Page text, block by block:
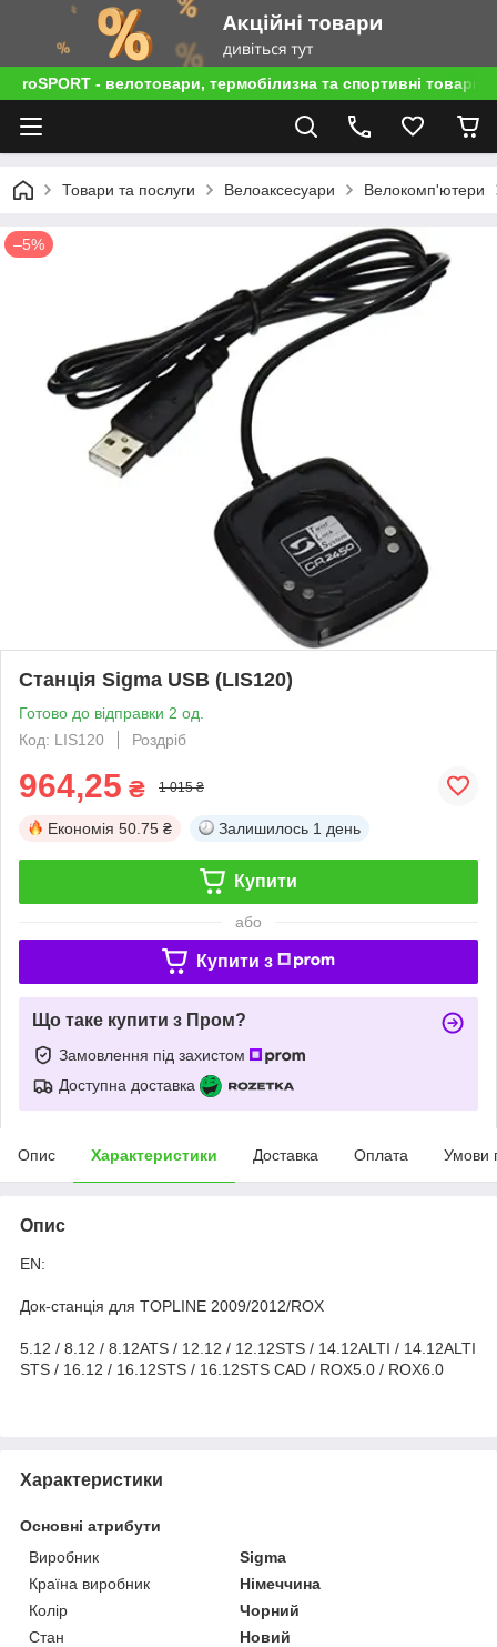
roSPORT - велотовари, термобілизна та спортивні товари
Товари та послуги Велоаксесуари Велокомп'ютери
–5%
Станція Sigma USB (LIS120)
Готово до відправки 2 од.
Код: LIS120
Роздріб
964,25 ₴ 1 015 ₴
Економія 50.75 ₴ Залишилось 1 день
Купити
або
Купити з
Що таке купити з Пром?
Замовлення під захистом
Доступна доставка
Опис Характеристики Доставка Оплата Умови
Опис
EN:
Док-станція для TOPLINE 2009/2012/ROX
5.12 / 8.12 / 8.12ATS / 12.12 / 12.12STS / 14.12ALTI / 14.12ALTI
STS / 16.12 / 16.12STS / 16.12STS CAD / ROX5.0 / ROX6.0
Характеристики
Основні атрибути
Виробник
Sigma
Країна виробник
Німеччина
Колір
Чорний
Стан
Новий